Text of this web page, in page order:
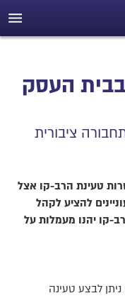
העסק
ציבורית
טעינת הרב-קו אצל
להציע לקהל
קו יהנו מעמלות על
לבצע טעינה